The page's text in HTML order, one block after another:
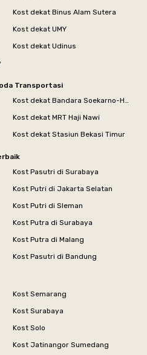
Kost dekat Binus Alam Sutera
Kost dekat UMY
Kost dekat Udinus
Transportasi
Kost dekat Bandara Soekarno-Hatta
Kost dekat MRT Haji Nawi
Kost dekat Stasiun Bekasi Timur
Kost Pasutri di Surabaya
Kost Putri di Jakarta Selatan
Kost Putri di Sleman
Kost Putra di Surabaya
Kost Putra di Malang
Kost Pasutri di Bandung
Kost Semarang
Kost Surabaya
Kost Solo
Kost Jatinangor Sumedang